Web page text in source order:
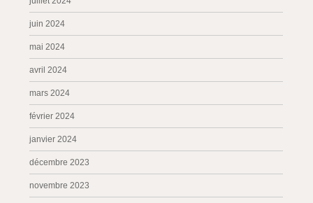
juin 2024
mai 2024
avril 2024
mars 2024
février 2024
janvier 2024
décembre 2023
novembre 2023